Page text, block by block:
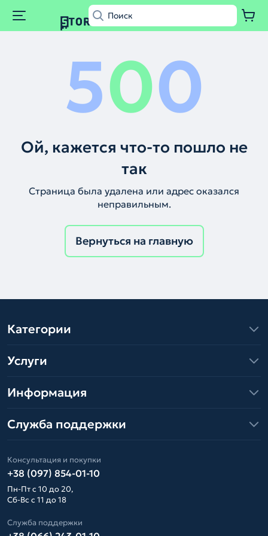
500
Ой, кажется что-то пошло не
так
Страница была удалена или адрес оказался
неправильным.
Вернуться на главную
Категории
Услуги
Информация
Служба поддержки
Консультация и покупки
+38 (097) 854-01-10
Пн-Пт с 10 до 20,
Сб-Вс с 11 до 18
Служба поддержки